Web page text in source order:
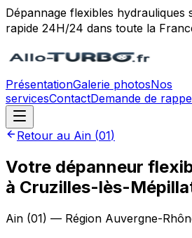
Dépannage flexibles
rapide 24H/24 dans toute la
PrésentationGalerie photosNos
servicesContactDemande de
Retour au Ain (01)
Votre dépanneur
à Cruzilles-lès-
Ain (01) — Région Auvergne-